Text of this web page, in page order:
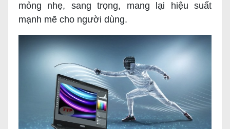
mỏng nhẹ, sang trọng, mang lại hiệu suất
mạnh mẽ cho người dùng.